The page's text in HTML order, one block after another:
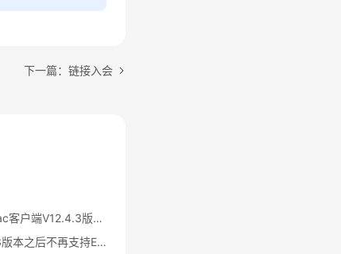
下一篇：链接入会
华为云会议Windows和Mac客户端V12.4.3版本之后不再支持IdeaShare投屏公告
华为云会议客户端V12.4.3版本之后不再支持EShare投屏公告